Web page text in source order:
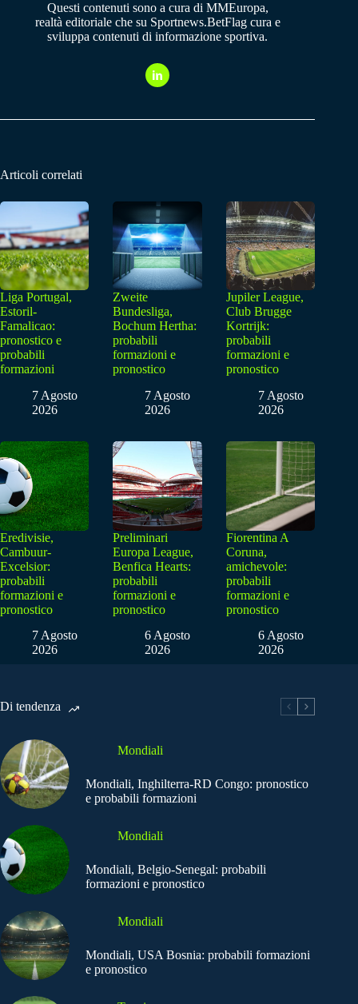
Questi contenuti sono a cura di MMEuropa,
realtà editoriale che su Sportnews.BetFlag cura e
sviluppa contenuti di informazione sportiva.
Articoli correlati
Liga Portugal,
Estoril-
Famalicao:
pronostico e
probabili
formazioni
7 Agosto
2026
Zweite
Bundesliga,
Bochum Hertha:
probabili
formazioni e
pronostico
7 Agosto
2026
Jupiler League,
Club Brugge
Kortrijk:
probabili
formazioni e
pronostico
7 Agosto
2026
Eredivisie,
Cambuur-
Excelsior:
probabili
formazioni e
pronostico
7 Agosto
2026
Preliminari
Europa League,
Benfica Hearts:
probabili
formazioni e
pronostico
6 Agosto
2026
Fiorentina A
Coruna,
amichevole:
probabili
formazioni e
pronostico
6 Agosto
2026
Di tendenza
Mondiali
Mondiali, Inghilterra-RD Congo: pronostico
e probabili formazioni
Mondiali
Mondiali, Belgio-Senegal: probabili
formazioni e pronostico
Mondiali
Mondiali, USA Bosnia: probabili formazioni
e pronostico